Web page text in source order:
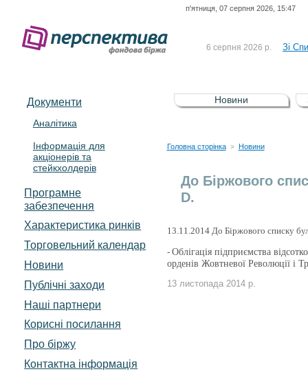
п'ятниця, 07 серпня 2026, 15:47
6 серпня 2026 р. Зі
5 серпня 2026 р.
Зі
UA4000232607)
4 серпня 2026 р.
Документи
Аналітика
Інформація для
акціонерів та
стейкхолдерів
Програмне
забезпечення
Характеристика pинків
Торговельний календар
Новини
Публічні заходи
Наші партнери
Корисні посилання
Про біржу
Контактна інформація
Новини
Головна сторінка > Новини
До Біржового
D.
13.11.2014 До Біржового списку
- Облігація підприємства
орденів Жовтневої Революції і
13 листопада 2014 р.